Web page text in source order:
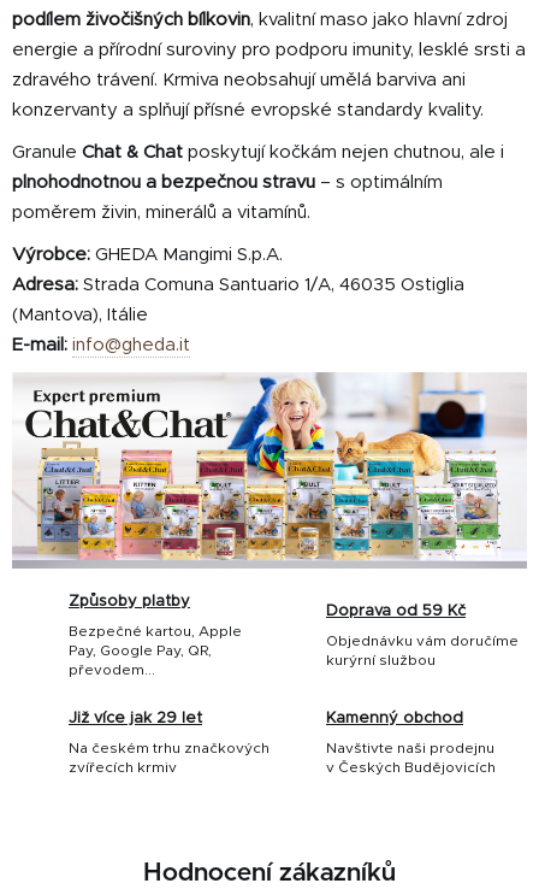
y
v
ý
i
s
u
podílem živočišných bílkovin, kvalitní maso jako hlavní zdroj
energie a přírodní suroviny pro podporu imunity, lesklé srsti a
zdravého trávení. Krmiva neobsahují umělá barviva ani
konzervanty a splňují přísné evropské standardy kvality.
Granule Chat & Chat poskytují kočkám nejen chutnou, ale i
plnohodnotnou a bezpečnou stravu – s optimálním
poměrem živin, minerálů a vitamínů.
Výrobce: GHEDA Mangimi S.p.A.
Adresa: Strada Comuna Santuario 1/A, 46035 Ostiglia
(Mantova), Itálie
E-mail: info@gheda.it
Způsoby platby
Bezpečné kartou, Apple
Pay, Google Pay, QR,
převodem...
Doprava od 59 Kč
Objednávku vám doručíme
kurýrní službou
Již více jak 29 let
Na českém trhu značkových
zvířecích krmiv
Kamenný obchod
Navštivte naši prodejnu
v Českých Budějovicích
Hodnocení zákazníků